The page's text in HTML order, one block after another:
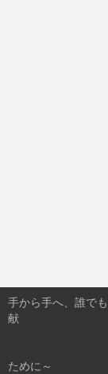
手から手へ、誰で
～車いす
ために～